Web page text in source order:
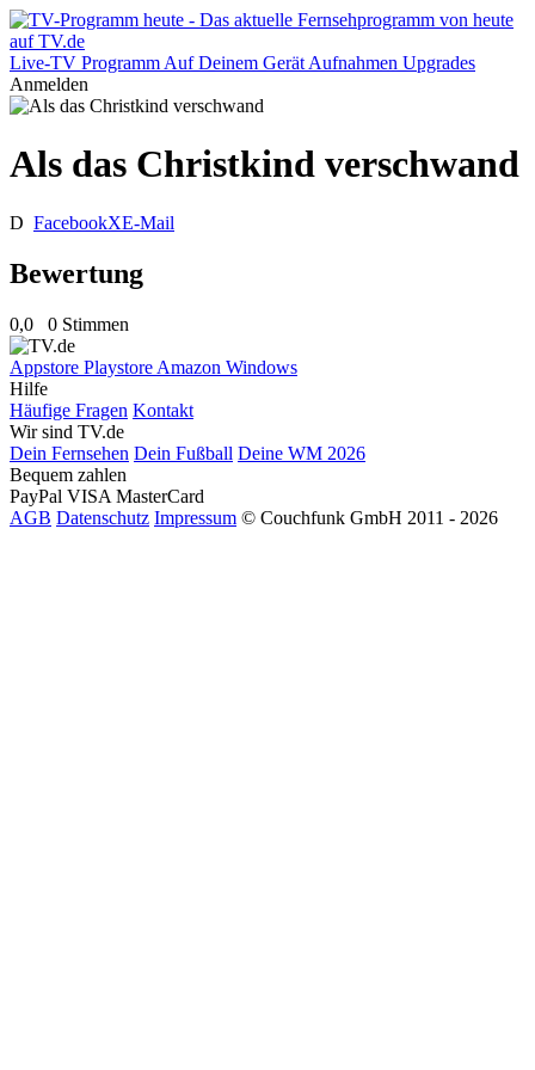
Live-TV Programm Auf Deinem Gerät Aufnahmen Upgrades
Anmelden
Als das Christkind verschwand
D FacebookXE-Mail
Bewertung
0,0 0 Stimmen
Appstore Playstore Amazon Windows
Hilfe
Häufige Fragen Kontakt
Wir sind TV.de
Dein Fernsehen Dein Fußball Deine WM 2026
Bequem zahlen
PayPal VISA MasterCard
AGB Datenschutz Impressum © Couchfunk GmbH 2011 - 2026